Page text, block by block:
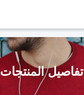
تفاصيل المنتجات